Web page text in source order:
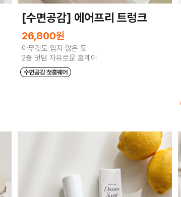
[수면공감] 에어프리 트렁크
26,800원
아무것도 입지 않은 듯
2중 덧댐 자유로운 홈웨어